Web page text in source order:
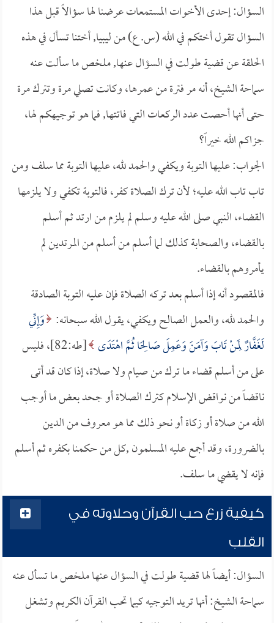
السؤال: إحدى الأخوات المستمعات عرضنا لها سؤالاً قبل هذا
السؤال تقول أختكم في الله (س. ع) من ليبيا, أختنا تسأل في هذه
الحلقة عن قضية طولت في السؤال عنها, ملخص ما سألت عنه
سماحة الشيخ، أنه مر فترة من عمرها، وكانت تصلي مرة وتترك مرة
حتى أنها أحصت عدد الركعات التي فاتتها, فما هو توجيهكم لها،
جزاكم الله خيراً؟
الجواب: عليها التوبة ويكفي والحمد لله، عليها التوبة مما سلف ومن
تاب تاب الله عليه؛ لأن ترك الصلاة كفر، فالتوبة تكفي ولا يلزمها
القضاء، النبي صلى الله عليه وسلم لم يلزم من ارتد ثم أسلم
بالقضاء، والصحابة كذلك لما أسلم من أسلم من المرتدين لم
يأمروهم بالقضاء.
فالمقصود أنه إذا أسلم بعد تركه الصلاة فإن عليه التوبة الصادقة
والحمد لله، والعمل الصالح ويكفي، يقول الله سبحانه: وَإِنِّي
لَغَفَّارٌ لِمَنْ تَابَ وَآمَنَ وَعَمِلَ صَالِحًا ثُمَّ اهْتَدَى
[طه:82]، فليس
على من أسلم قضاء ما ترك من صيام ولا صلاة، إذا كان قد أتى
ناقضاً من نواقض الإسلام كترك الصلاة أو جحد بعض ما أوجب
الله من صلاة أو زكاة أو نحو ذلك مما هو معروف من الدين
بالضرورة، وقد أجمع عليه المسلمون ,كل من حكمنا بكفره ثم أسلم
فإنه لا يقضي ما سلف.
كيفية زرع حب القرآن وحلاوته في
القلب
السؤال: أيضاً لها قضية طولت في السؤال عنها ملخص ما تسأل عنه
سماحة الشيخ: أنها تريد التوجيه كيما تحب القرآن الكريم وتشغل